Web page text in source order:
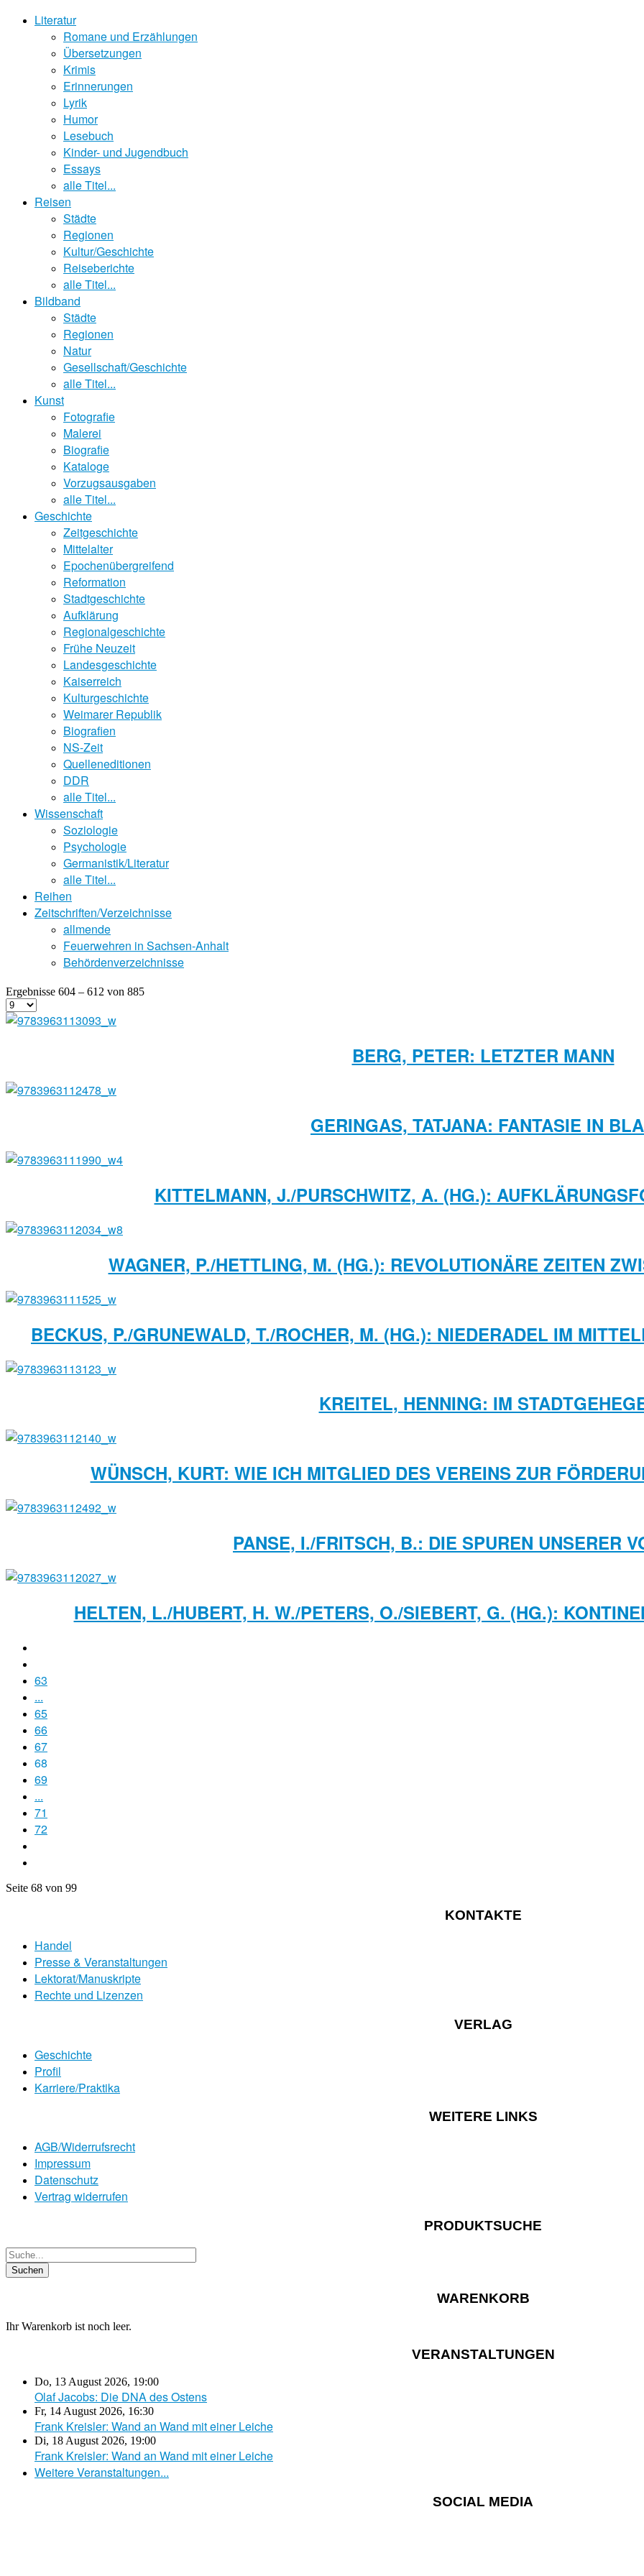
Literatur
Romane und Erzählungen
Übersetzungen
Krimis
Erinnerungen
Lyrik
Humor
Lesebuch
Kinder- und Jugendbuch
Essays
alle Titel...
Reisen
Städte
Regionen
Kultur/Geschichte
Reiseberichte
alle Titel...
Bildband
Städte
Regionen
Natur
Gesellschaft/Geschichte
alle Titel...
Kunst
Fotografie
Malerei
Biografie
Kataloge
Vorzugsausgaben
alle Titel...
Geschichte
Zeitgeschichte
Mittelalter
Epochenübergreifend
Reformation
Stadtgeschichte
Aufklärung
Regionalgeschichte
Frühe Neuzeit
Landesgeschichte
Kaiserreich
Kulturgeschichte
Weimarer Republik
Biografien
NS-Zeit
Quelleneditionen
DDR
alle Titel...
Wissenschaft
Soziologie
Psychologie
Germanistik/Literatur
alle Titel...
Reihen
Zeitschriften/Verzeichnisse
allmende
Feuerwehren in Sachsen-Anhalt
Behördenverzeichnisse
Ergebnisse 604 – 612 von 885
BERG, PETER: LETZTER MANN
GERINGAS, TATJANA: FANTASIE IN
KITTELMANN, J./PURSCHWITZ, A. (HG.):
WAGNER, P./HETTLING, M. (HG.): REVOLUTIONÄRE ZEITEN
BECKUS, P./GRUNEWALD, T./ROCHER, M. (HG.): NIEDERADEL IM
KREITEL, HENNING: IM
WÜNSCH, KURT: WIE ICH MITGLIED DES VEREINS ZUR
PANSE, I./FRITSCH, B.: DIE SPUREN UNSERER
HELTEN, L./HUBERT, H. W./PETERS, O./SIEBERT, G. (HG.):
63
...
65
66
67
68
69
...
71
72
Seite 68 von 99
KONTAKTE
Handel
Presse & Veranstaltungen
Lektorat/Manuskripte
Rechte und Lizenzen
VERLAG
Geschichte
Profil
Karriere/Praktika
WEITERE LINKS
AGB/Widerrufsrecht
Impressum
Datenschutz
Vertrag widerrufen
PRODUKTSUCHE
WARENKORB
Ihr Warenkorb ist noch leer.
VERANSTALTUNGEN
Do, 13 August 2026, 19:00
Olaf Jacobs: Die DNA des Ostens
Fr, 14 August 2026, 16:30
Frank Kreisler: Wand an Wand mit einer Leiche
Di, 18 August 2026, 19:00
Frank Kreisler: Wand an Wand mit einer Leiche
Weitere Veranstaltungen...
SOCIAL MEDIA